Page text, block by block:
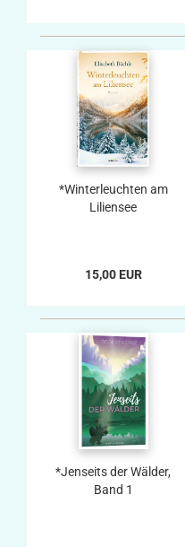
*Winterleuchten am
Liliensee
15,00 EUR
*Jenseits der Wälder,
Band 1